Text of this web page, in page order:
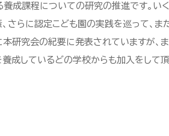
成課程についての研究の推進です。い
さらに認定こども園の実践を巡って、ま
本研究会の紀要に発表されていますが、
しているどの学校からも加入をして頂